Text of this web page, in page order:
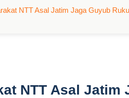
NTT Asal Jatim Jaga Guyub
NTT Asal Jatim